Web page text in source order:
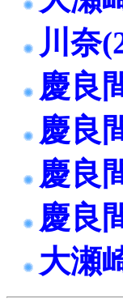
川奈
慶良
慶良
慶良
慶良
大瀬